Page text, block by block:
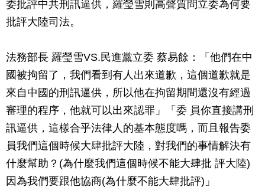
委批評中共刑訊逼供，羅瑩雪則高聲質問立委為何要
批評大陸司法。
法務部長 羅瑩雪VS.民進黨立委 蔡易餘：「他們在中
國被拘留了，我們看到有人出來道歉，這個道歉就是
來自中國的刑訊逼供，所以他在拘留期間還沒有經過
審理的程序，他就可以出來認罪」「委 員你直接講刑
訊逼供，這樣合乎法律人的基本態度嗎，而且報告委
員我們這個時候大肆批評大陸，對我們的事情解決有
什麼幫助？(為什麼我們這個時候不能大肆批 評大陸)
因為我們要跟他協商(為什麼不能大肆批評)」